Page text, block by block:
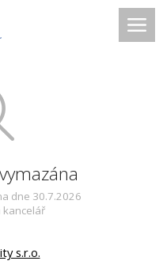
dne 30.7.2026
kancelář
s.r.o.